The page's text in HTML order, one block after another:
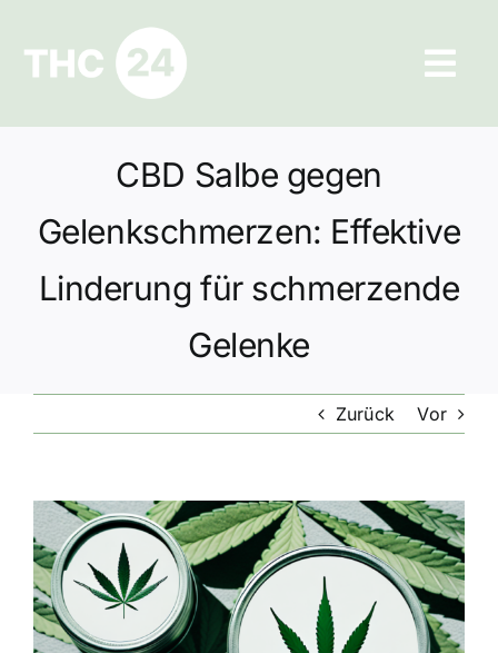
springen
Ratgeber
Datenschutz
CBD Salbe gegen
Gelenkschmerzen: Effektive
Linderung für schmerzende
Gelenke
Zurück Vor
Zeige
grösseres
Bild